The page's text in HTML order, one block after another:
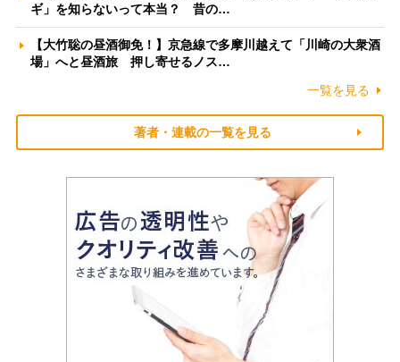
ギ」を知らないって本当？ 昔の…
【大竹聡の昼酒御免！】京急線で多摩川越えて「川崎の大衆酒
場」へと昼酒旅 押し寄せるノス…
一覧を見る
著者・連載の一覧を見る